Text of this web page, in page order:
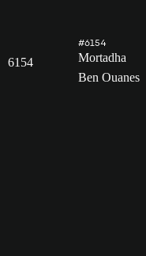
6154
#6154
Mortadha
Ben Ouanes